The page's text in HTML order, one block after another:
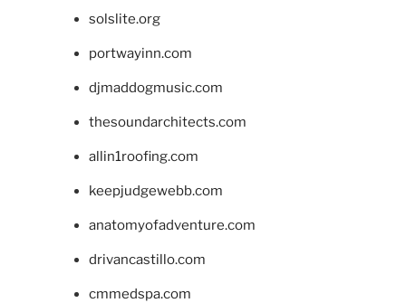
solslite.org
portwayinn.com
djmaddogmusic.com
thesoundarchitects.com
allin1roofing.com
keepjudgewebb.com
anatomyofadventure.com
drivancastillo.com
cmmedspa.com